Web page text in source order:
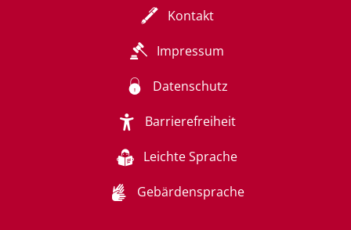
Kontakt
Impressum
Datenschutz
Barrierefreiheit
Leichte Sprache
Gebärdensprache